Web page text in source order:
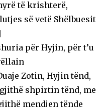
të krishterë,
së vetë Shëlbuesit
për Hyjin, për t’u
Zotin, Hyjin tënd,
shpirtin tënd, me
mendjen tënde